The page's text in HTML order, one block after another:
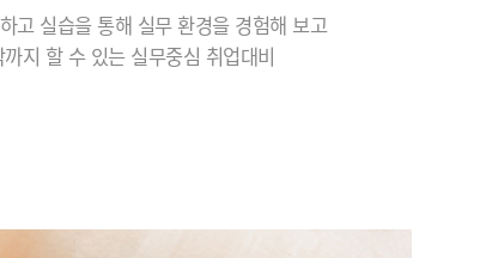
고 실습을 통해 실무 환경을 경험해 보고
지 할 수 있는 실무중심 취업대비